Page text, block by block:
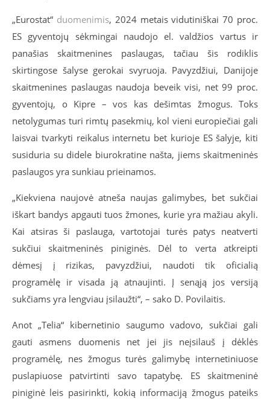
„Eurostat“ duomenimis, 2024 metais vidutiniškai 70 proc.
ES gyventojų sėkmingai naudojo el. valdžios vartus ir
panašias skaitmenines paslaugas, tačiau šis rodiklis
skirtingose šalyse gerokai svyruoja. Pavyzdžiui, Danijoje
skaitmenines paslaugas naudoja beveik visi, net 99 proc.
gyventojų, o Kipre – vos kas dešimtas žmogus. Toks
netolygumas turi rimtų pasekmių, kol vieni europiečiai gali
laisvai tvarkyti reikalus internetu bet kurioje ES šalyje, kiti
susiduria su didele biurokratine našta, jiems skaitmeninės
paslaugos yra sunkiau prieinamos.
„Kiekviena naujovė atneša naujas galimybes, bet sukčiai
iškart bandys apgauti tuos žmones, kurie yra mažiau akyli.
Kai atsiras ši paslauga, vartotojai turės patys neatverti
sukčiui skaitmeninės piniginės. Dėl to verta atkreipti
dėmesį į rizikas, pavyzdžiui, naudoti tik oficialią
programėlę ir visada ją atnaujinti. Į senąją jos versiją
sukčiams yra lengviau įsilaužti“, – sako D. Povilaitis.
Anot „Telia“ kibernetinio saugumo vadovo, sukčiai gali
gauti asmens duomenis net jei jis neįsilauš į dėklės
programėlę, nes žmogus turės galimybę internetiniuose
puslapiuose patvirtinti savo tapatybę. ES skaitmeninė
piniginė leis pasirinkti, kokią informaciją žmogus pateiks